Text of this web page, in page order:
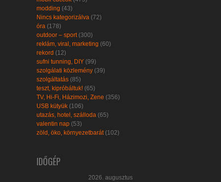
modding (43)
Nincs kategorizálva (72)
óra (178)
outdoor – sport (300)
reklám, viral, marketing (60)
rekord (12)
sufni tunning, DIY (99)
szolgálati közlemény (39)
szolgáltatás (85)
teszt, kipróbáltuk! (65)
TV, Hi-Fi, Házimozi, Zene (356)
USB kütyük (106)
utazás, hotel, szálloda (65)
valentin nap (53)
zöld, öko, környezetbarát (102)
IDŐGÉP
2026. augusztus